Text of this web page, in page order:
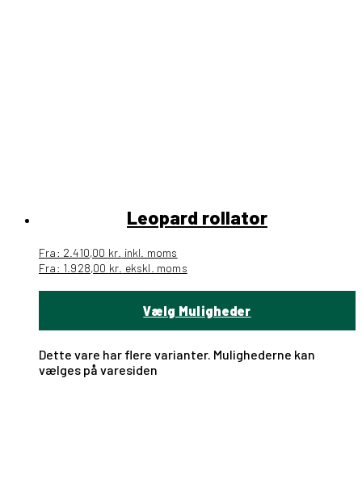
Leopard rollator
Fra: 2.410,00 kr. inkl. moms
Fra: 1.928,00 kr. ekskl. moms
Vælg Muligheder
Dette vare har flere varianter. Mulighederne kan
vælges på varesiden